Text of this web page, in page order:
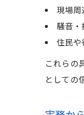
現場
騒音
住民
これらの
としての